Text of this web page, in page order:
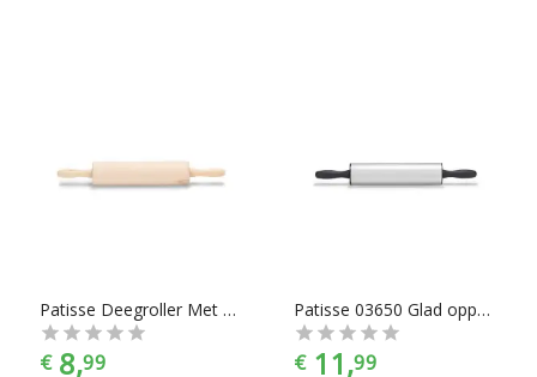
Patisse Deegroller Met Kogellagers Hout
€ 8,99
Patisse 03650 Glad oppervlak 250mm deegroller
€ 11,99